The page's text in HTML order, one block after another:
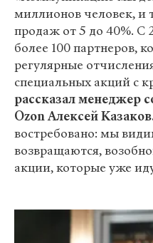
миллионов человек, и
продаж от 5 до 40%. С
более 100 партнеров,
регулярные
специальных акций с
рассказал менеджер
Ozon Алексей
востребовано: мы
возвращаются,
акции, которые уже